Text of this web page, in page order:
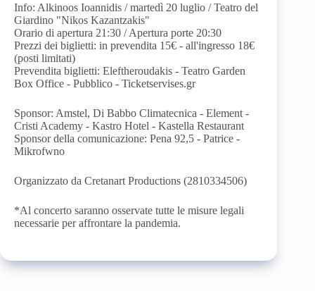
Info: Alkinoos Ioannidis / martedì 20 luglio / Teatro del
Giardino "Nikos Kazantzakis"
Orario di apertura 21:30 / Apertura porte 20:30
Prezzi dei biglietti: in prevendita 15€ - all'ingresso 18€
(posti limitati)
Prevendita biglietti: Eleftheroudakis - Teatro Garden
Box Office - Pubblico - Ticketservises.gr
Sponsor: Amstel, Di Babbo Climatecnica - Element -
Cristi Academy - Kastro Hotel - Kastella Restaurant
Sponsor della comunicazione: Pena 92,5 - Patrice -
Mikrofwno
Organizzato da Cretanart Productions (2810334506)
*Al concerto saranno osservate tutte le misure legali
necessarie per affrontare la pandemia.